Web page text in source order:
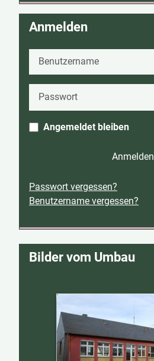
Anmelden
Benutzername
Angemeldet bleiben
Anmelden
Passwort vergessen?
Benutzername vergessen?
Bilder vom Umbau